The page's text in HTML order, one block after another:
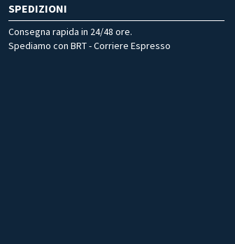
SPEDIZIONI
Consegna rapida in 24/48 ore.
Spediamo con BRT - Corriere Espresso